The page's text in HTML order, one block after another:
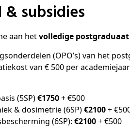
& subsidies
aan hetvolledige
(OPO’s) van het
van € 500 per
(5SP)€1750+ €500
& dosimetrie (6SP)€2100+
(6SP): €2100+ €500